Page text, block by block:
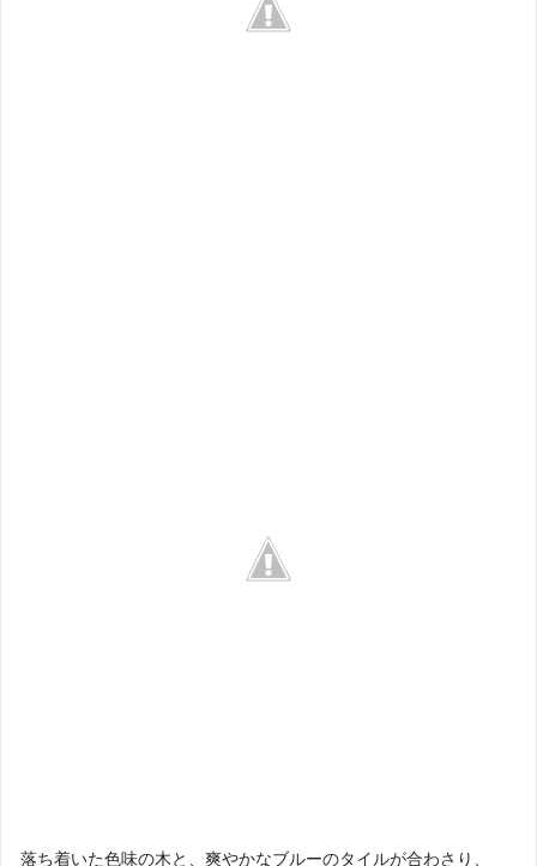
落ち着いた色味の木と、爽やかなブルーのタイルが合わさり、